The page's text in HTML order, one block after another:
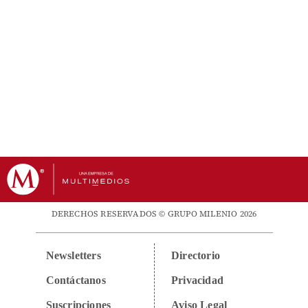
DERECHOS RESERVADOS © GRUPO MILENIO 2026
Newsletters
Contáctanos
Suscripciones
Directorio
Privacidad
Aviso Legal